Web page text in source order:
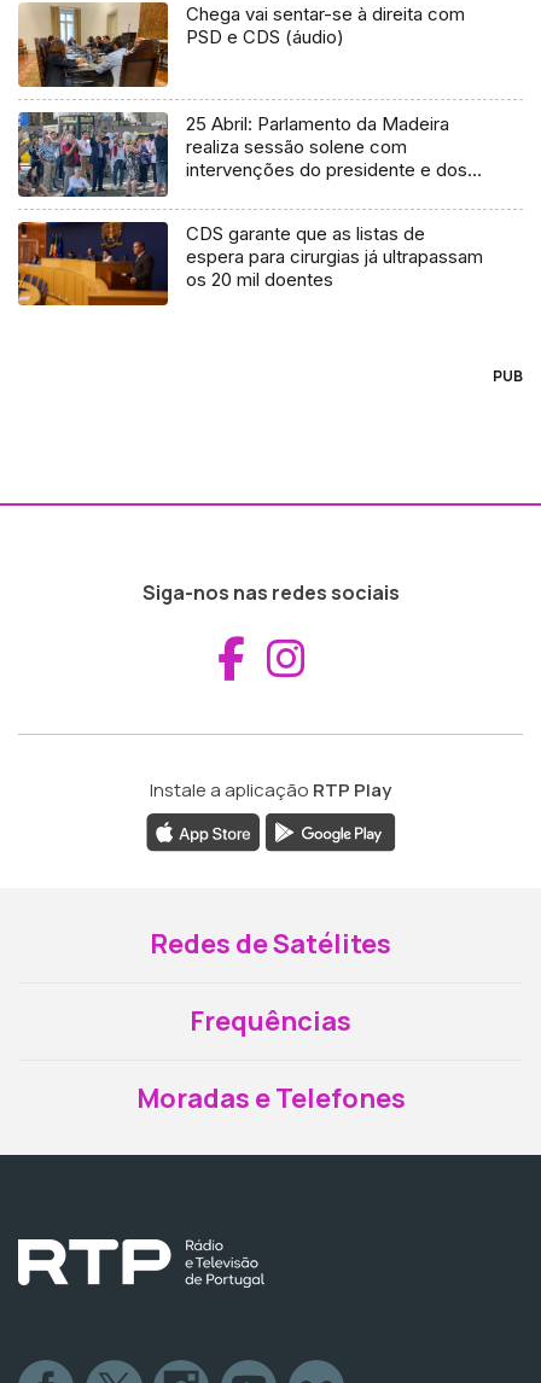
Chega vai sentar-se à direita com
PSD e CDS (áudio)
25 Abril: Parlamento da Madeira
realiza sessão solene com
intervenções do presidente e dos
CDS garante que as listas de
espera para cirurgias já ultrapassam
os 20 mil doentes
PUB
Siga-nos nas redes sociais
Aceder ao
Instale a aplicação RTP Play
Redes de Satélites
Frequências
Moradas e Telefones